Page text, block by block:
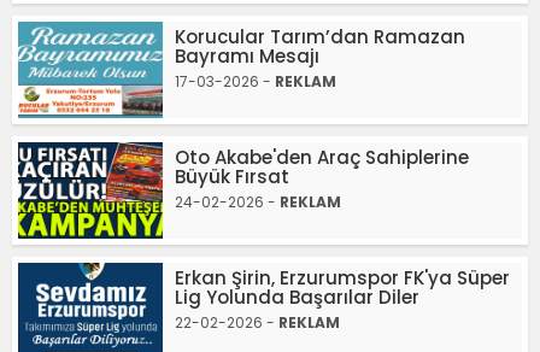
Korucular Tarım’dan Ramazan
Bayramı Mesajı
17-03-2026 - REKLAM
Oto Akabe'den Araç Sahiplerine
Büyük Fırsat
24-02-2026 - REKLAM
Erkan Şirin, Erzurumspor FK'ya Süper
Lig Yolunda Başarılar Diler
22-02-2026 - REKLAM